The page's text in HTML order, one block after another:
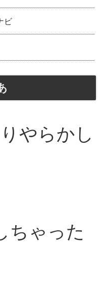
ビ
やらかし
ちゃった